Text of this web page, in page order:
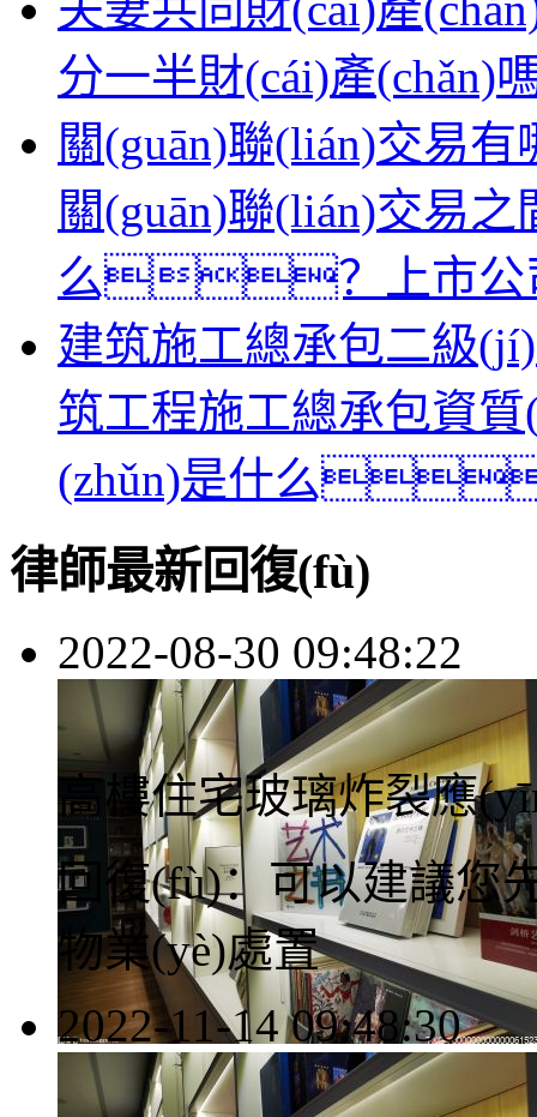
分一半財(cái)產
關(guān)聯(lián)交
關(guān)聯(lián)交易
么？上市公
建筑施工總承包二級
筑工程施工總承包資
(zhǔn)是什么
律師最新回復(fù)
2022-08-30 09:48:22
律師回答區(qū)
高樓住宅玻璃炸裂應
回復(fù)： 可以建議
物業(yè)處置
2022-11-14 09:48:30